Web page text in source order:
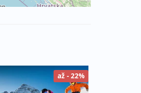
až - 22%